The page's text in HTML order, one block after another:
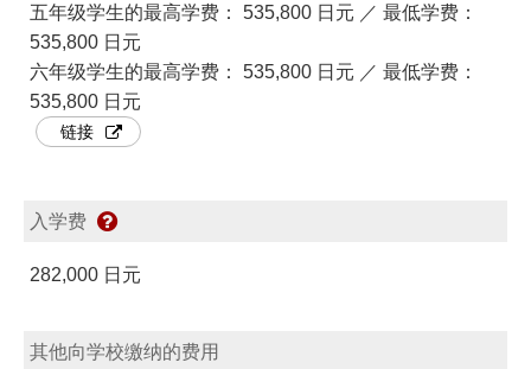
五年级学生的最高学费： 535,800 日元 ／ 最低学费：
535,800 日元
六年级学生的最高学费： 535,800 日元 ／ 最低学费：
535,800 日元
链接
入学费
282,000 日元
其他向学校缴纳的费用